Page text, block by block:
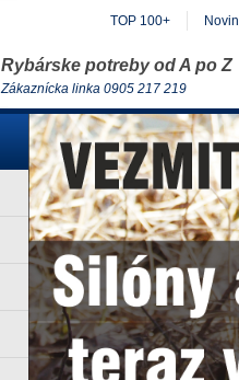
Rybárske potreby od A po Z
Zákaznícka linka 0905 217 219
TOP 100+